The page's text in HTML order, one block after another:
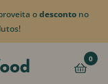
odesconto no
0